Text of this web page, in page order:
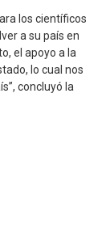
los científicos
a su país en
el apoyo a la
lo cual nos
concluyó la